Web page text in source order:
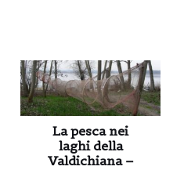
La pesca nei
laghi della
Valdichiana –